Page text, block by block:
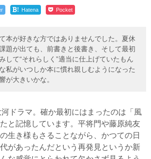
! Hatena Pocket
本が好きな方ではありませんでした。夏休
題が出ても、前書きと後書き、そして最初
して“それらしく”適当に仕上げていたもん
私がいつしか本に慣れ親しむようになった
が大きいかな。
ドラマ。確か最初にはまったのは「風
と記憶しています。平将門や藤原純友
生き様もさることながら、かつての日
があったんだという再発見というか新